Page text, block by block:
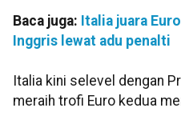
Baca juga: Italia juara
Inggris lewat adu penalti
Italia kini selevel dengan
meraih trofi Euro kedua